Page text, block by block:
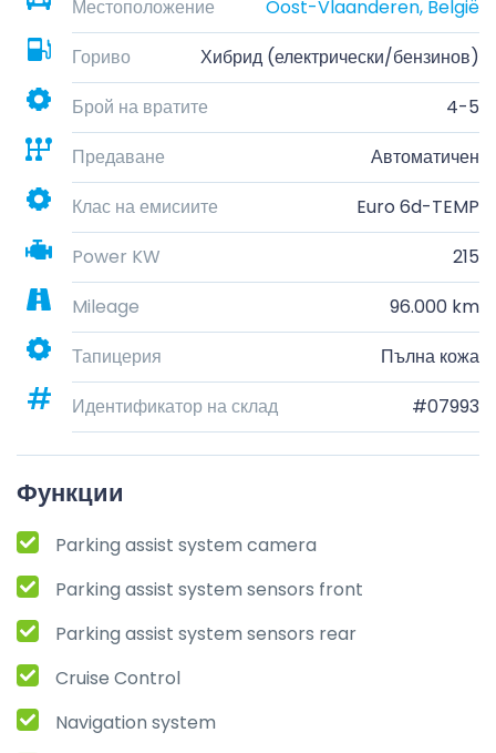
Местоположение
Oost-Vlaanderen, België
Гориво
Хибрид (електрически/бензинов)
Брой на вратите
4-5
Предаване
Автоматичен
Клас на емисиите
Euro 6d-TEMP
Power KW
215
Mileage
96.000 km
Тапицерия
Пълна кожа
Идентификатор на склад
#07993
Функции
Parking assist system camera
Parking assist system sensors front
Parking assist system sensors rear
Cruise Control
Navigation system